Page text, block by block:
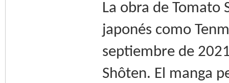
La obra de
japonés como
septiembre de
Shôten. El manga